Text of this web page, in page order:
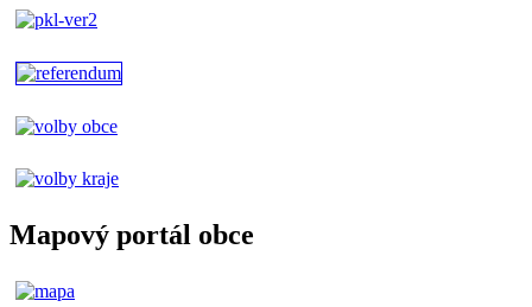
Mapový portál obce